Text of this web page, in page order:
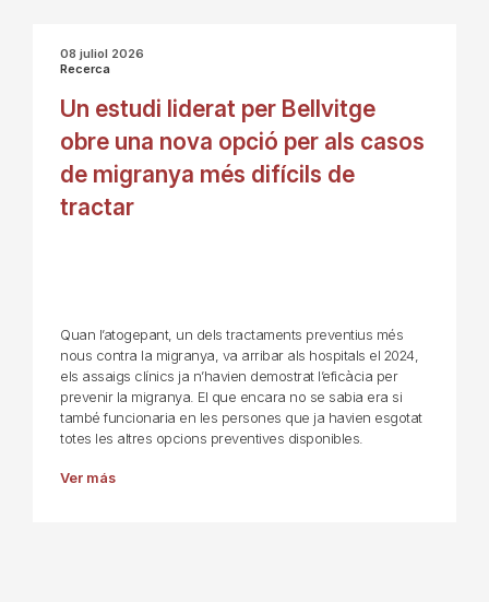
08 juliol 2026
Recerca
Un estudi liderat per Bellvitge
obre una nova opció per als casos
de migranya més difícils de
tractar
Quan l’atogepant, un dels tractaments preventius més
nous contra la migranya, va arribar als hospitals el 2024,
els assaigs clínics ja n’havien demostrat l’eficàcia per
prevenir la migranya. El que encara no se sabia era si
també funcionaria en les persones que ja havien esgotat
totes les altres opcions preventives disponibles.
Ver más